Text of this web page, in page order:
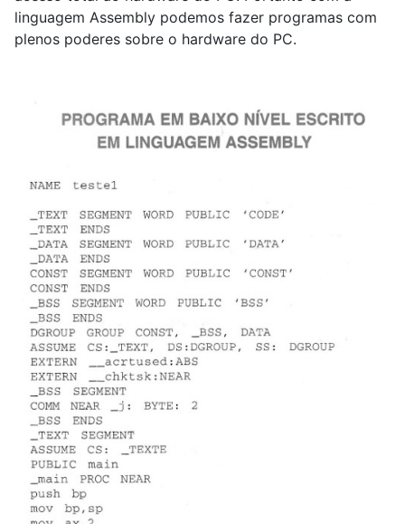
linguagem Assembly podemos fazer programas com
plenos poderes sobre o hardware do PC.